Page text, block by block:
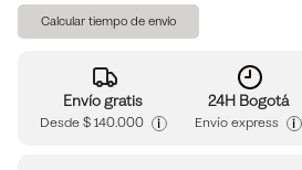
Calcular tiempo de envío
Envío gratis
Desde$ 140.000 i
24H Bogotá
Envío express i